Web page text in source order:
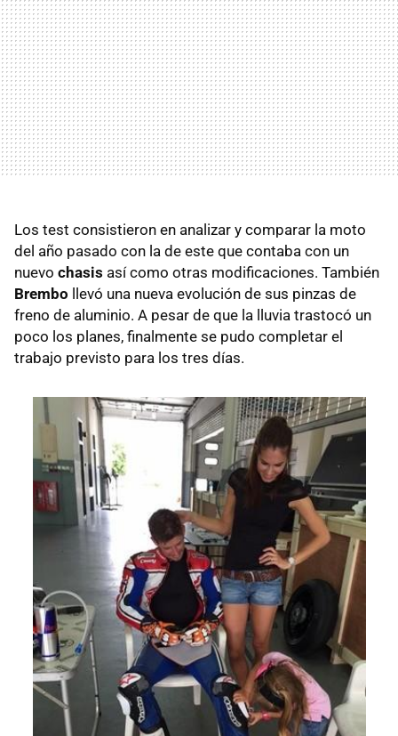
Los test consistieron en analizar y comparar la moto
del año pasado con la de este que contaba con un
nuevo chasis así como otras modificaciones. También
Brembo llevó una nueva evolución de sus pinzas de
freno de aluminio. A pesar de que la lluvia trastocó un
poco los planes, finalmente se pudo completar el
trabajo previsto para los tres días.